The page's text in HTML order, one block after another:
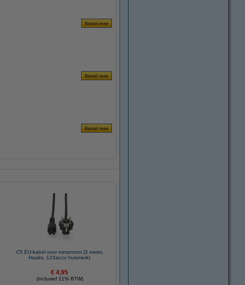
C5 EU-kabel voor netstroom (3 meter,
Haaks, 123accu huismerk)
€ 4,95
(Inclusief 21% BTW)